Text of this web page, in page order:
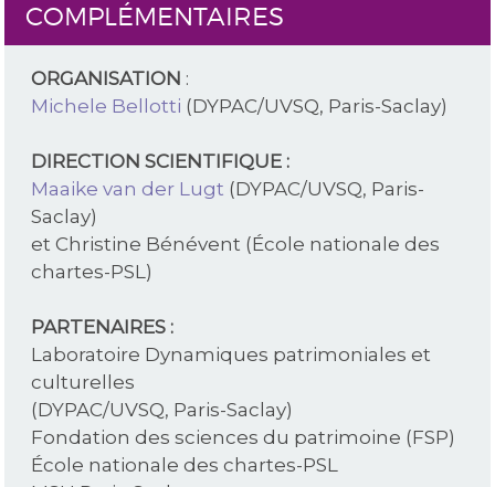
COMPLÉMENTAIRES
ORGANISATION :
Michele Bellotti (DYPAC/UVSQ, Paris-Saclay)
DIRECTION SCIENTIFIQUE :
Maaike van der Lugt (DYPAC/UVSQ, Paris-
Saclay)
et Christine Bénévent (École nationale des
chartes-PSL)
PARTENAIRES :
Laboratoire Dynamiques patrimoniales et
culturelles
(DYPAC/UVSQ, Paris-Saclay)
Fondation des sciences du patrimoine (FSP)
École nationale des chartes-PSL